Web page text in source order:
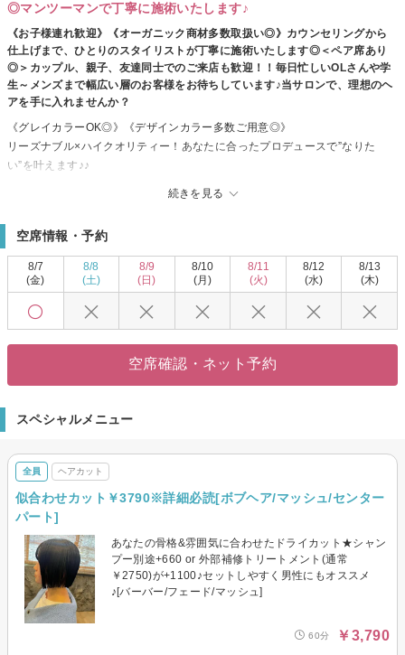
◎マンツーマンで丁寧に施術いたします♪
《お子様連れ歓迎》《オーガニック商材多数取扱い◎》カウンセリングから
仕上げまで、ひとりのスタイリストが丁寧に施術いたします◎＜ペア席あり
◎＞カップル、親子、友達同士でのご来店も歓迎！！毎日忙しいOLさんや学
生～メンズまで幅広い層のお客様をお待ちしています♪当サロンで、理想のヘ
アを手に入れませんか？
続きを見る
《グレイカラーOK◎》《デザインカラー多数ご用意◎》
リーズナブル×ハイクオリティー！あなたに合ったプロデュースで”なりた
い”を叶えます♪♪
ーが叶う♪♪
オシャレでHappyな毎日を送りませんか？一緒にお客様の魅力を引き出しま
す！
空席情報・予約
8/7
(金)
8/8
(土)
8/9
(日)
8/10
(月)
8/11
(火)
8/12
(水)
8/13
(木)
空席確認・ネット予約
スペシャルメニュー
全員 ヘアカット
似合わせカット￥3790※詳細必読[ボブヘア/マッシュ/センター
パート]
あなたの骨格&雰囲気に合わせたドライカット★シャン
プー別途+660 or 外部補修トリートメント(通常
￥2750)が+1100♪セットしやすく男性にもオススメ
♪[バーバー/フェード/マッシュ]
60分 ￥3,790